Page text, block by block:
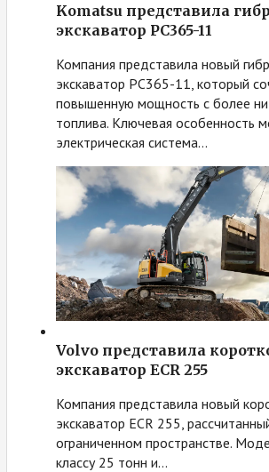
Komatsu представила
экскаватор PC365-11
Компания представила новый
экскаватор PC365-11, который
повышенную мощность с более
топлива. Ключевая особенность
электрическая система…
Volvo представила
экскаватор ECR 255
Компания представила новый
экскаватор ECR 255,
ограниченном пространстве.
классу 25 тонн и…